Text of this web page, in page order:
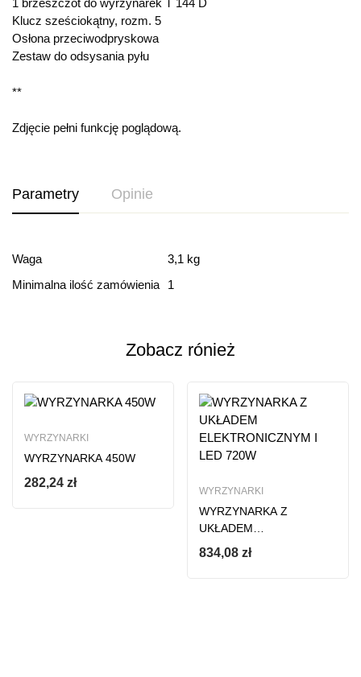
1 brzeszczot do wyrzynarek T 144 D
Klucz sześciokątny, rozm. 5
Osłona przeciwodpryskowa
Zestaw do odsysania pyłu
**
Zdjęcie pełni funkcję poglądową.
Parametry Opinie
Waga
3,1 kg
Minimalna ilość zamówienia
1
Ocena i recenzja
Based on 0 Reviews
Ten produkt nie ma jeszcze opinii
Zobacz rónież
WYRZYNARKI
WYRZYNARKA 450W
282,24 zł
WYRZYNARKI
WYRZYNARKA Z
UKŁADEM
ELEKTRONICZNYM I LED
720W
834,08 zł